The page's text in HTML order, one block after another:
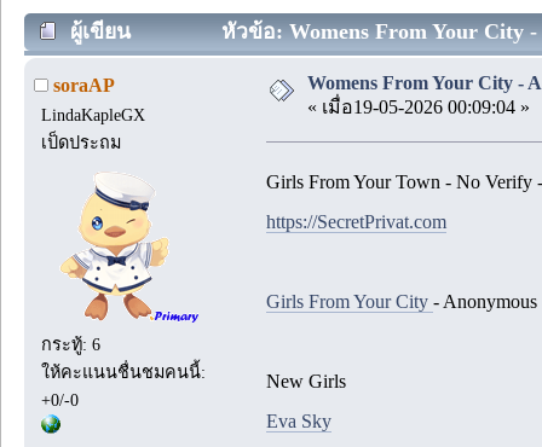
ผู้เขียน หัวข้อ: Womens From Your City -
soraAP
LindaKapleGX
เป็ดประถม
กระทู้: 6
ให้คะแนนชื่นชมคนนี้:
+0/-0
Womens From Your City -
« เมื่อ19-05-2026 00:09:04 »
Girls From Your Town - No Verify
https://SecretPrivat.com
Girls From Your City -
New Girls
Eva Sky